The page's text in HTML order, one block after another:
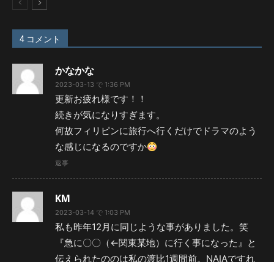
4 コメント
かなかな
2023-03-13 で 1:36 PM
更新お疲れ様です！！
続きが気になりすぎます。
何故フィリピンに旅行へ行くだけでドラマのよう
な感じになるのですか
返事
KM
2023-03-14 で 1:03 PM
私も昨年12月に同じような事がありました。笑
『急に〇〇（←関東某地）に行く事になった』と
伝えられたののは私の渡比1週間前。NAIAですれ